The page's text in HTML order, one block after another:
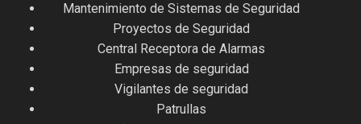
Mantenimiento de Sistemas de Seguridad
Proyectos de Seguridad
Central Receptora de Alarmas
Empresas de seguridad
Vigilantes de seguridad
Patrullas